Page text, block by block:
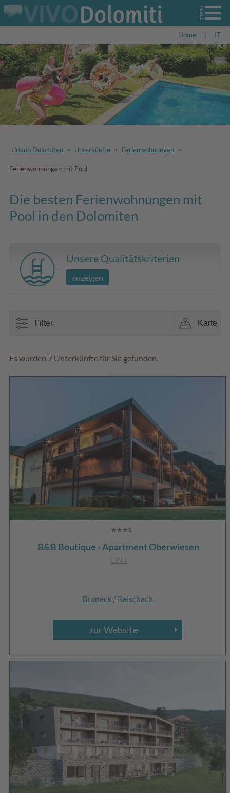
Home IT
Urlaub Dolomiten > Unterkünfte > Ferienwohnungen >
Ferienwohnungen mit Pool
Die besten Ferienwohnungen mit
Pool in den Dolomiten
Unsere Qualitätskriterien
anzeigen
Filter Karte
Es wurden 7 Unterkünfte für Sie gefunden.
B&B Boutique - Apartment Oberwiesen
CIN +
Bruneck / Reischach
zur Website